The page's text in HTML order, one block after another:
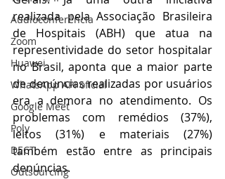
Audioconferência
Zoom
Huawei
WhatsApp API oficial
Google Meet
Poly
DECT
Outsourcing
realizada pela Associação Brasileira
de Hospitais (ABH) que atua na
representividade do setor hospitalar
no Brasil, aponta que a maior parte
de denúncias realizadas por usuários
era a demora no atendimento. Os
problemas com remédios (37%),
leitos (31%) e materiais (27%)
também estão entre as principais
denúncias.